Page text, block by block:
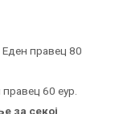
правец 80
60 еур.
за секој